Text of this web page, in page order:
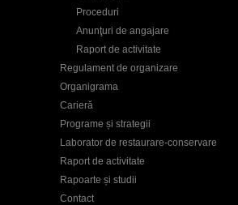
Proceduri
Anunţuri de angajare
Raport de activitate
Regulament de organizare
Organigrama
Carieră
Programe și strategii
Laborator de restaurare-conservare
Raport de activitate
Rapoarte și studii
Contact